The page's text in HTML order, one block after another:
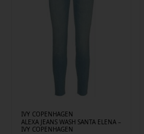
IVY COPENHAGEN
ALEXA JEANS WASH SANTA ELENA –
IVY COPENHAGEN